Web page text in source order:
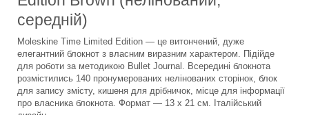
середній)
Moleskine Time Limited Edition — це витончений, дуже
елегантний блокнот з власним виразним характером. Підійде
для роботи за методикою Bullet Journal. Всередині блокнота
розмістились 140 пронумерованих нелінованих сторінок, блок
для запису змісту, кишеня для дрібничок, місце для інформації
про власника блокнота. Формат — 13 х 21 см. Італійський